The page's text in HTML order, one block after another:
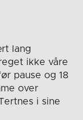
lang
ikke våre
pause og 18
over
i sine